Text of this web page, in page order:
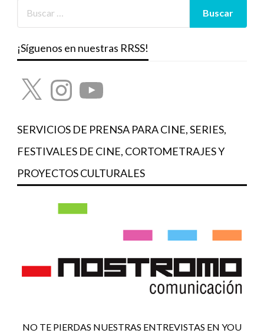
¡Síguenos en nuestras RRSS!
X InstagramYouTube
SERVICIOS DE PRENSA PARA CINE, SERIES,
FESTIVALES DE CINE, CORTOMETRAJES Y
PROYECTOS CULTURALES
NO TE PIERDAS NUESTRAS ENTREVISTAS EN YOU